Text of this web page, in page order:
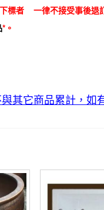
標者 一律不接受事後退
*。
其它商品累計，如